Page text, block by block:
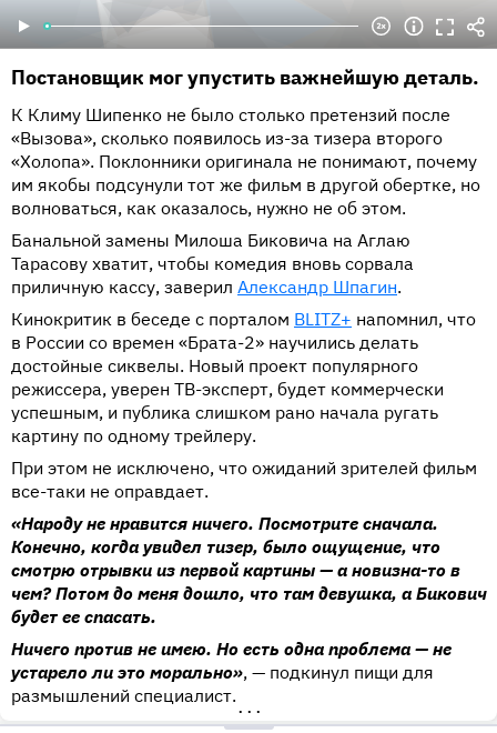
Постановщик мог упустить важнейшую деталь.
К Климу Шипенко не было столько претензий после
«Вызова», сколько появилось из-за тизера второго
«Холопа». Поклонники оригинала не понимают, почему
им якобы подсунули тот же фильм в другой обертке, но
волноваться, как оказалось, нужно не об этом.
Банальной замены Милоша Биковича на Аглаю
Тарасову хватит, чтобы комедия вновь сорвала
приличную кассу, заверил Александр Шпагин.
Кинокритик в беседе с порталом BLITZ+ напомнил, что
в России со времен «Брата-2» научились делать
достойные сиквелы. Новый проект популярного
режиссера, уверен ТВ-эксперт, будет коммерчески
успешным, и публика слишком рано начала ругать
картину по одному трейлеру.
При этом не исключено, что ожиданий зрителей фильм
все-таки не оправдает.
«Народу не нравится ничего. Посмотрите сначала.
Конечно, когда увидел тизер, было ощущение, что
смотрю отрывки из первой картины — а новизна-то в
чем? Потом до меня дошло, что там девушка, а Бикович
будет ее спасать.
Ничего против не имею. Но есть одна проблема — не
устарело ли это морально», — подкинул пищи для
размышлений специалист.
•••